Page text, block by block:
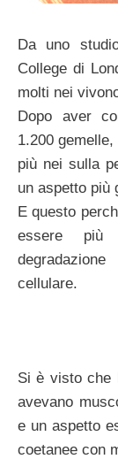
Da uno
College di
molti nei
Dopo aver
1.200
più nei sulla
un aspetto più
E questo
essere più
cellulare.
Si è visto che
avevano
e un aspetto
coetanee con